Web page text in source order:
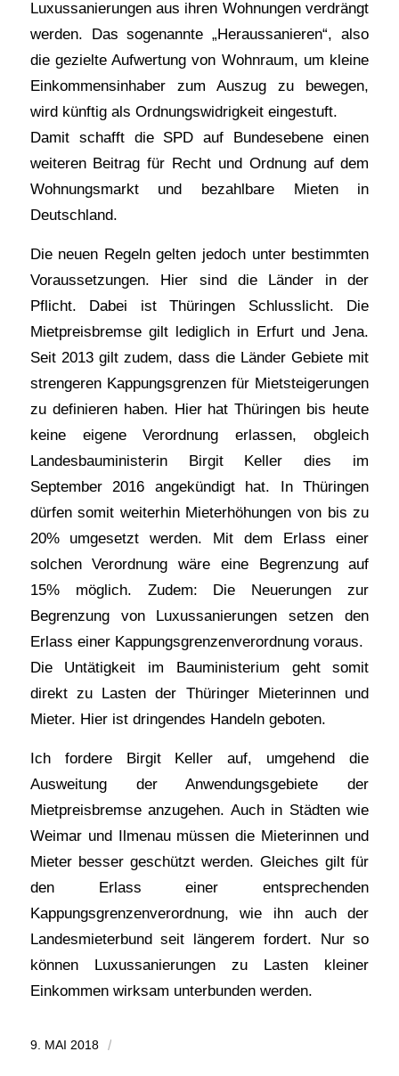
Luxussanierungen aus ihren Wohnungen verdrängt
werden. Das sogenannte „Heraussanieren“, also
die gezielte Aufwertung von Wohnraum, um kleine
Einkommensinhaber zum Auszug zu bewegen,
wird künftig als Ordnungswidrigkeit eingestuft.
Damit schafft die SPD auf Bundesebene einen
weiteren Beitrag für Recht und Ordnung auf dem
Wohnungsmarkt und bezahlbare Mieten in
Deutschland.
Die neuen Regeln gelten jedoch unter bestimmten
Voraussetzungen. Hier sind die Länder in der
Pflicht. Dabei ist Thüringen Schlusslicht. Die
Mietpreisbremse gilt lediglich in Erfurt und Jena.
Seit 2013 gilt zudem, dass die Länder Gebiete mit
strengeren Kappungsgrenzen für Mietsteigerungen
zu definieren haben. Hier hat Thüringen bis heute
keine eigene Verordnung erlassen, obgleich
Landesbauministerin Birgit Keller dies im
September 2016 angekündigt hat. In Thüringen
dürfen somit weiterhin Mieterhöhungen von bis zu
20% umgesetzt werden. Mit dem Erlass einer
solchen Verordnung wäre eine Begrenzung auf
15% möglich. Zudem: Die Neuerungen zur
Begrenzung von Luxussanierungen setzen den
Erlass einer Kappungsgrenzenverordnung voraus.
Die Untätigkeit im Bauministerium geht somit
direkt zu Lasten der Thüringer Mieterinnen und
Mieter. Hier ist dringendes Handeln geboten.
Ich fordere Birgit Keller auf, umgehend die
Ausweitung der Anwendungsgebiete der
Mietpreisbremse anzugehen. Auch in Städten wie
Weimar und Ilmenau müssen die Mieterinnen und
Mieter besser geschützt werden. Gleiches gilt für
den Erlass einer entsprechenden
Kappungsgrenzenverordnung, wie ihn auch der
Landesmieterbund seit längerem fordert. Nur so
können Luxussanierungen zu Lasten kleiner
Einkommen wirksam unterbunden werden.
9. MAI 2018 /